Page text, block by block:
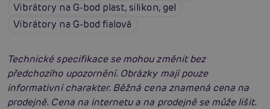
Vibrátory na G-bod plast, silikon, gel
Vibrátory na G-bod fialová
Technické specifikace se mohou změnit bez
předchozího upozornění. Obrázky mají pouze
informativní charakter. Běžná cena znamená cena na
prodejně. Cena na internetu a na prodejně se může lišit.